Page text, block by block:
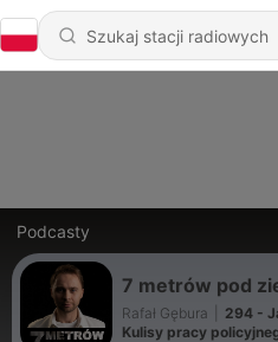
Podcasty
7 metrów pod
Rafał Gębura
294 -
Kulisy pracy